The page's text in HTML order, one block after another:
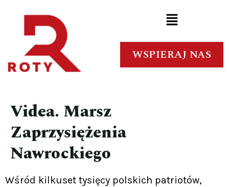
WSPIERAJ NAS
Videa. Marsz
Zaprzysiężenia
Nawrockiego
Wśród kilkuset tysięcy polskich patriotów,